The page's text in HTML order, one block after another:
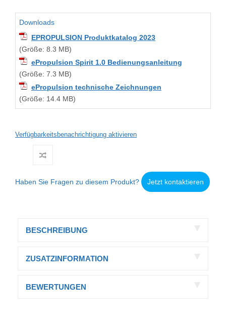
Downloads
EPROPULSION Produktkatalog 2023
(Größe: 8.3 MB)
ePropulsion Spirit 1.0 Bedienungsanleitung
(Größe: 7.3 MB)
ePropulsion technische Zeichnungen
(Größe: 14.4 MB)
Verfügbarkeitsbenachrichtigung aktivieren
Haben Sie Fragen zu diesem Produkt? Jetzt kontaktieren
BESCHREIBUNG
ZUSATZINFORMATION
BEWERTUNGEN